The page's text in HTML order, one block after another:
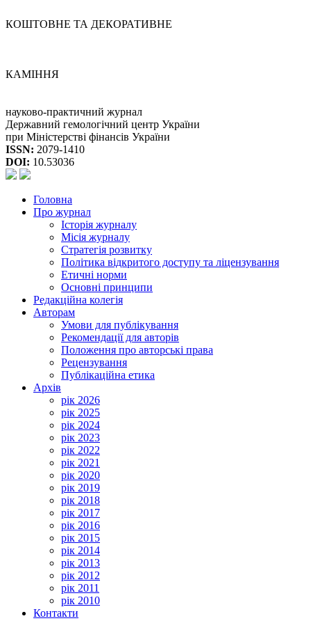
КОШТОВНЕ ТА ДЕКОРАТИВНЕ
КАМІННЯ
науково-практичний журнал
Державний гемологічний центр України
при Міністерстві фінансів України
ISSN: 2079-1410
DOI: 10.53036
Головна
Про журнал
Історія журналу
Місія журналу
Стратегія розвитку
Політика відкритого доступу та ліцензування
Етичні норми
Основні принципи
Редакційна колегія
Авторам
Умови для публікування
Рекомендації для авторів
Положення про авторські права
Рецензування
Публікаційна етика
Архів
рік 2026
рік 2025
рік 2024
рік 2023
рік 2022
рік 2021
рік 2020
рік 2019
рік 2018
рік 2017
рік 2016
рік 2015
рік 2014
рік 2013
рік 2012
рік 2011
рік 2010
Контакти